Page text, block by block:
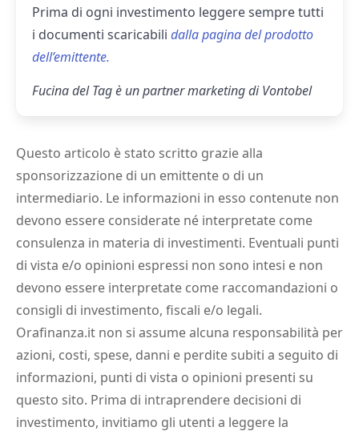
Prima di ogni investimento leggere sempre tutti
i documenti scaricabili dalla pagina del prodotto
dell’emittente.
Fucina del Tag è un partner marketing di Vontobel
Questo articolo è stato scritto grazie alla
sponsorizzazione di un emittente o di un
intermediario. Le informazioni in esso contenute non
devono essere considerate né interpretate come
consulenza in materia di investimenti. Eventuali punti
di vista e/o opinioni espressi non sono intesi e non
devono essere interpretate come raccomandazioni o
consigli di investimento, fiscali e/o legali.
Orafinanza.it non si assume alcuna responsabilità per
azioni, costi, spese, danni e perdite subiti a seguito di
informazioni, punti di vista o opinioni presenti su
questo sito. Prima di intraprendere decisioni di
investimento, invitiamo gli utenti a leggere la